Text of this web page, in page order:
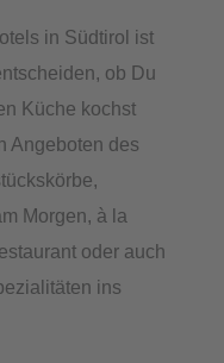
in Südtirol ist
ob Du
Küche kochst
Angeboten des
Morgen, à la
oder auch
ins